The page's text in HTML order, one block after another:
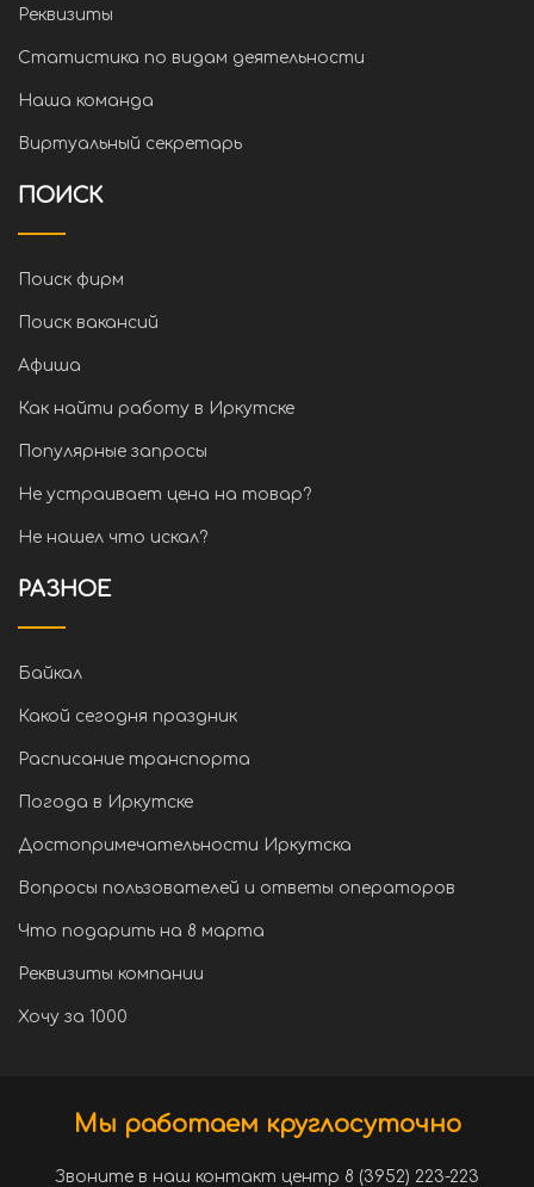
Реквизиты
Статистика по видам деятельности
Наша команда
Виртуальный секретарь
ПОИСК
Поиск фирм
Поиск вакансий
Афиша
Как найти работу в Иркутске
Популярные запросы
Не устраивает цена на товар?
Не нашел что искал?
РАЗНОЕ
Байкал
Какой сегодня праздник
Расписание транспорта
Погода в Иркутске
Достопримечательности Иркутска
Вопросы пользователей и ответы операторов
Что подарить на 8 марта
Реквизиты компании
Хочу за 1000
Мы работаем круглосуточно
Звоните в наш контакт центр 8 (3952) 223-223